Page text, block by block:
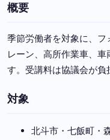
概要
季節労働者を対象に、
レーン、高所作業車、
す。受講料は協議会が負
対象
北斗市・七飯町・